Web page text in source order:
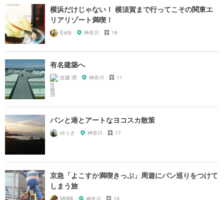
横浜だけじゃない！ 横須賀まで行ってこその関東エ
リアリゾート満喫！
Early 神奈川 18
有名建築へ
佐藤 潤 神奈川 11
パンと港とアートなヨコスカ散策
ゆうき 神奈川 17
京急「よこすか満喫きっぷ」周遊にパン巡りをつけて
しまう旅